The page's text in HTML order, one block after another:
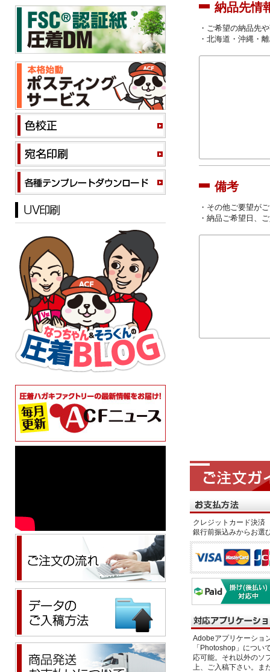
納品先情
・ご希望の納品先
・北海道・沖縄・
備考
・その他ご要望が
・納品ご希望日、
クレジットカード決
銀行前振込みからお選
Adobeアプリケーショ
「Photoshop」につい
応可能。それ以外のソ
上、ご入稿下さい。ま